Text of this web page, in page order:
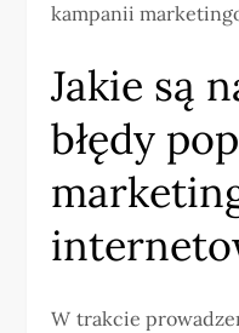
kampanii
Jakie są
błędy
W trakcie